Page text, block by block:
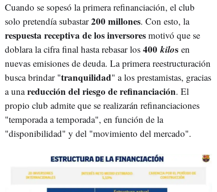
Cuando se sopesó la primera refinanciación, el club
solo pretendía subastar200 millones. Con esto, la
respuesta receptiva de los inversores motivó que se
doblara la cifra final hasta rebasar los 400kilos en
nuevas emisiones de deuda. La primera reestructuración
busca brindar "tranquilidad" a los prestamistas, gracias
a unareducción del riesgo de refinanciación. El
propio club admite que se realizarán refinanciaciones
"temporada a temporada", en función de la
"disponibilidad" y del "movimiento del mercado".